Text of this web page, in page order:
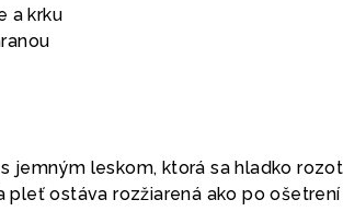
a krku
jemným leskom, ktorá sa hladko
ostáva rozžiarená ako po